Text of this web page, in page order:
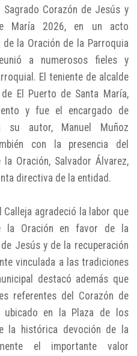
Corazón de Jesús y
María 2026, en un acto
la Oración de la Parroquia
a numerosos fieles y
El teniente de alcalde
El Puerto de Santa María,
y fue el encargado de
autor, Manuel Muñoz
con la presencia del
Oración, Salvador Álvarez,
directiva de la entidad.
agradeció la labor que
la Oración en favor de la
Jesús y de la recuperación
vinculada a las tradiciones
destacó además que
referentes del Corazón de
ubicado en la Plaza de los
la histórica devoción de la
el importante valor